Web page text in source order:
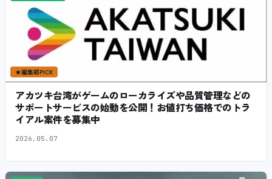
★編集部PICK
アカツキ台湾がゲームのローカライズや品質管理などの
サポートサービスの始動を公開！お値打ち価格でのトラ
イアル案件を募集中
2026.05.07